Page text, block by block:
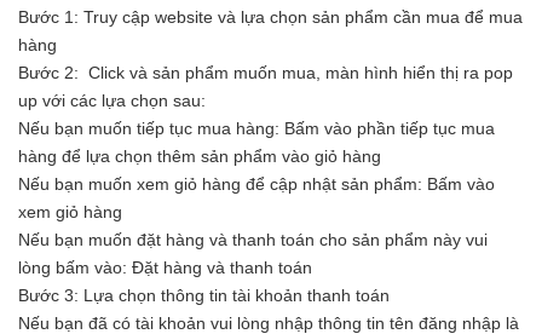
Bước 1: Truy cập website và lựa chọn sản phẩm cần mua để mua
hàng
Bước 2: Click và sản phẩm muốn mua, màn hình hiển thị ra pop
up với các lựa chọn sau:
Nếu bạn muốn tiếp tục mua hàng: Bấm vào phần tiếp tục mua
hàng để lựa chọn thêm sản phẩm vào giỏ hàng
Nếu bạn muốn xem giỏ hàng để cập nhật sản phẩm: Bấm vào
xem giỏ hàng
Nếu bạn muốn đặt hàng và thanh toán cho sản phẩm này vui
lòng bấm vào: Đặt hàng và thanh toán
Bước 3: Lựa chọn thông tin tài khoản thanh toán
Nếu bạn đã có tài khoản vui lòng nhập thông tin tên đăng nhập là